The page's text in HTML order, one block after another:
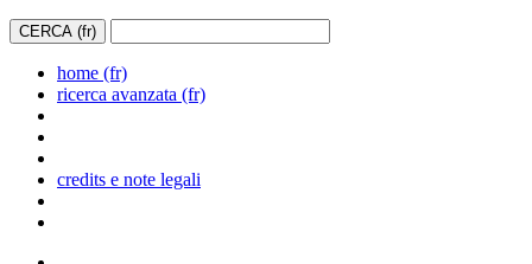
home (fr)
ricerca avanzata (fr)
credits e note legali